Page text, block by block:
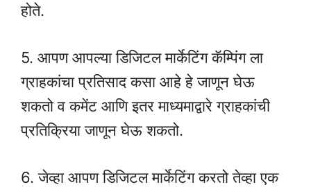
होते.
5. आपण आपल्या डिजिटल मार्केटिंग कॅम्पिंग ला
ग्राहकांचा प्रतिसाद कसा आहे हे जाणून घेऊ
शकतो व कमेंट आणि इतर माध्यमाद्वारे ग्राहकांची
प्रतिक्रिया जाणून घेऊ शकतो.
6. जेव्हा आपण डिजिटल मार्केटिंग करतो तेव्हा एक